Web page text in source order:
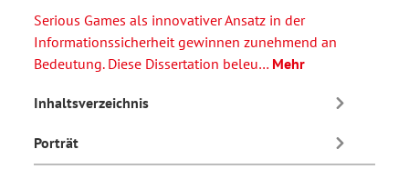
Serious Games als innovativer Ansatz in der
Informationssicherheit gewinnen zunehmend an
Bedeutung. Diese Dissertation beleu… Mehr
Inhaltsverzeichnis
Porträt